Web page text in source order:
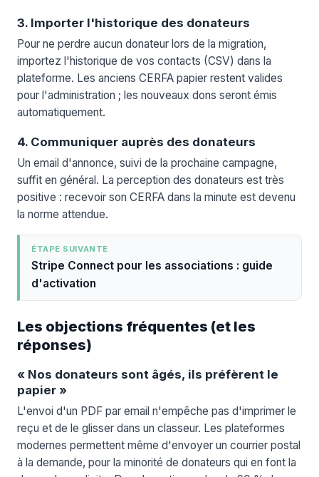
3. Importer l'historique des donateurs
Pour ne perdre aucun donateur lors de la migration,
importez l'historique de vos contacts (CSV) dans la
plateforme. Les anciens CERFA papier restent valides
pour l'administration ; les nouveaux dons seront émis
automatiquement.
4. Communiquer auprès des donateurs
Un email d'annonce, suivi de la prochaine campagne,
suffit en général. La perception des donateurs est très
positive : recevoir son CERFA dans la minute est devenu
la norme attendue.
ÉTAPE SUIVANTE
Stripe Connect pour les associations : guide
d'activation
Les objections fréquentes (et les
réponses)
« Nos donateurs sont âgés, ils préfèrent le
papier »
L'envoi d'un PDF par email n'empêche pas d'imprimer le
reçu et de le glisser dans un classeur. Les plateformes
modernes permettent même d'envoyer un courrier postal
à la demande, pour la minorité de donateurs qui en font la